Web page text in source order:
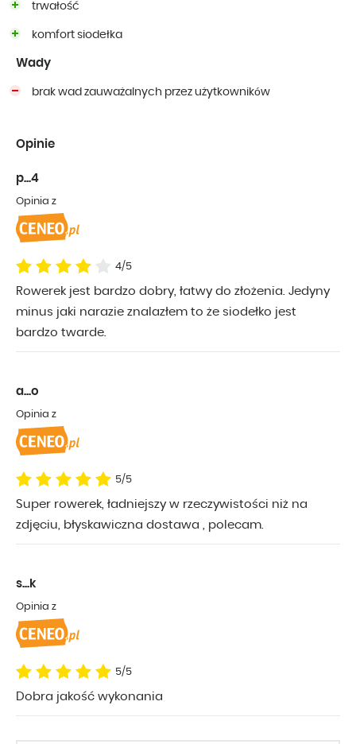
trwałość
komfort siodełka
Wady
brak wad zauważalnych przez użytkowników
Opinie
4/5
Rowerek jest bardzo dobry, łatwy do złożenia. Jedyny
minus jaki narazie znalazłem to że siodełko jest
bardzo twarde.
p...4
Opinia z
5/5
Super rowerek, ładniejszy w rzeczywistości niż na
zdjęciu, błyskawiczna dostawa , polecam.
a...o
Opinia z
5/5
Dobra jakość wykonania
s...k
Opinia z